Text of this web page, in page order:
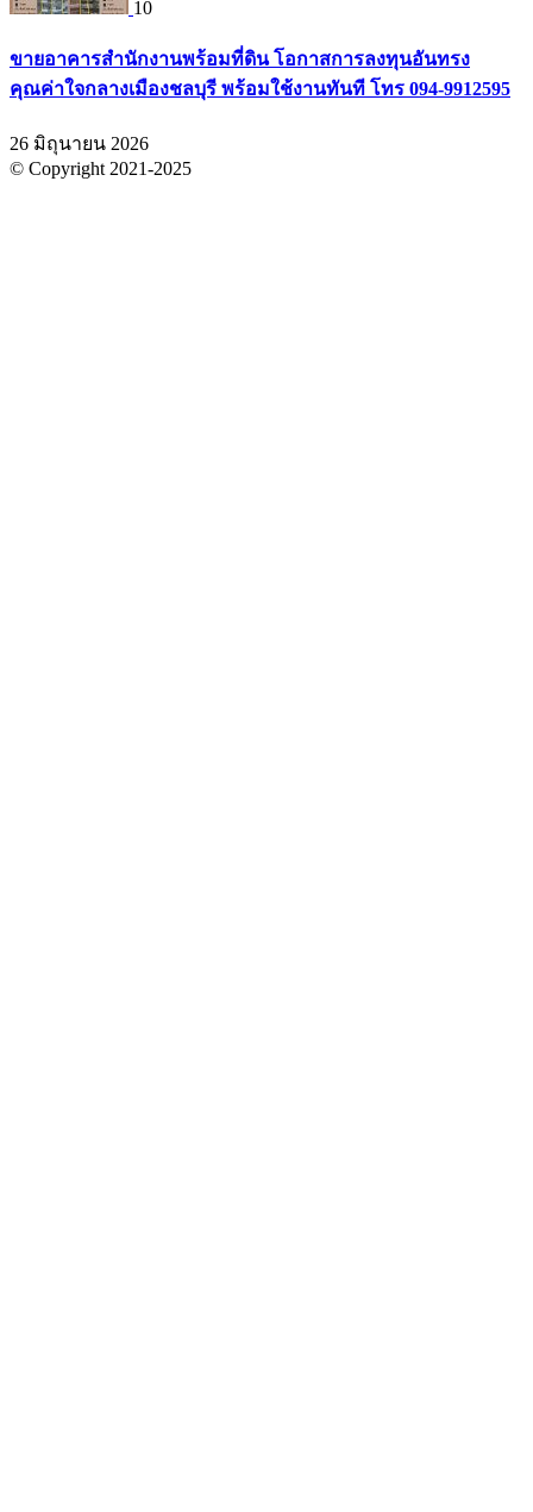
10
ขายอาคารสำนักงานพร้อมที่ดิน โอกาสการลงทุนอันทรง
คุณค่าใจกลางเมืองชลบุรี พร้อมใช้งานทันที โทร 094-9912595
26 มิถุนายน 2026
© Copyright 2021-2025